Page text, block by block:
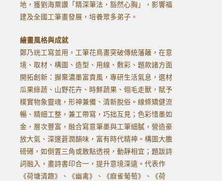
地，獲劉海粟讚「精深筆法，豁然心胸」，影響福
建及全國工筆畫發展，培養眾多弟子。
繪畫風格與成就
鄭乃珖工寫並用，工筆花鳥畫突破傳統藩籬，在意
境、取材、構圖、造型、用線、敷彩、題款諸方面
開拓創新：摒棄濃墨富貴風，專研生活氣息，選材
瓜果綠蔬、山野花卉、時鮮蔬果、翎毛走獸，賦予
樸實物象靈魂，形神兼備、清新脫俗。線條矯健流
暢、精細工整，兼工帶寫，巧拙互見；色彩惜墨如
金，層次豐富，融合寫意筆墨與工筆細膩，營造豪
放大氣、深邃蒼潤韻味，富有時代精神。構圖大膽
磅礡，如倒置三角或散點透視，動靜相宜；題跋詩
詞融入，畫詩書印合一，提升意境深遠。代表作
《荷塘清趣》、《幽禽》、《麻雀葡萄》、《荷